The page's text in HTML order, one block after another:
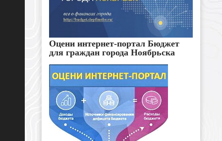
Оцени интернет-портал Бюджет
для граждан города Ноябрьска